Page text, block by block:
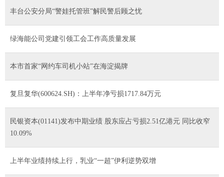
丰台公安分局“警娃托管班”解民警后顾之忧
绿海能公司党建引领工会工作高质量发展
本市首家“网约车司机小站”在海淀揭牌
复旦复华(600624.SH)：上半年净亏损1717.84万元
民银资本(01141)发布中期业绩 股东应占亏损2.51亿港元 同比收窄
10.09%
上半年业绩持续上行，乳业“一超”伊利逆势双增